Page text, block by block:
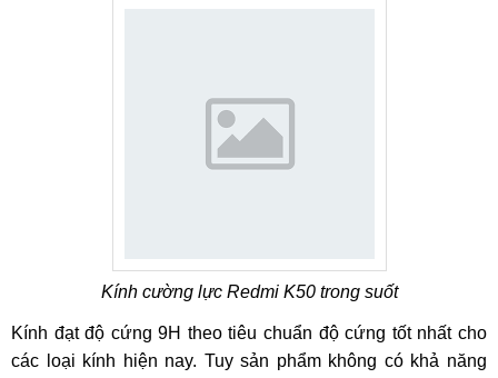
Kính cường lực Redmi K50 trong suốt
Kính đạt độ cứng 9H theo tiêu chuẩn độ cứng tốt nhất cho
các loại kính hiện nay. Tuy sản phẩm không có khả năng